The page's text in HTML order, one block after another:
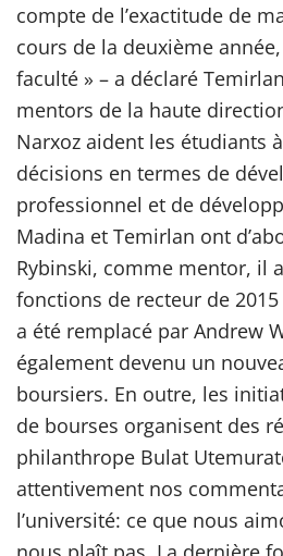
compte de l’exactitude de
cours de la deuxième
faculté » – a déclaré
mentors de la haute
Narxoz aident les étudiants
décisions en termes de
professionnel et de
Madina et Temirlan ont
Rybinski, comme mentor, il
fonctions de recteur de 2015
a été remplacé par Andrew
également devenu un
boursiers. En outre, les
de bourses organisent des
philanthrope Bulat
attentivement nos
l’université: ce que nous